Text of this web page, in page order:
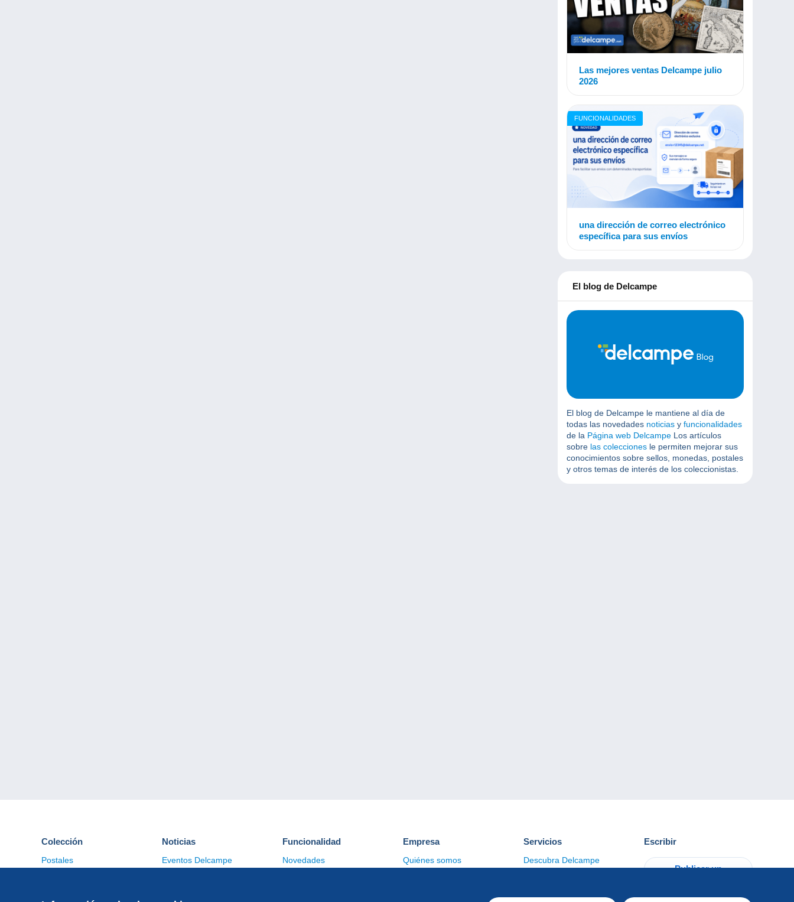
Las mejores ventas Delcampe julio
2026
FUNCIONALIDADES
una dirección de correo electrónico
específica para sus envíos
El blog de Delcampe
El blog de Delcampe le mantiene al día de
todas las novedades noticias y funcionalidades
de la Página web Delcampe Los artículos
sobre las colecciones le permiten mejorar sus
conocimientos sobre sellos, monedas, postales
y otros temas de interés de los coleccionistas.
Colección
Postales
Noticias
Eventos Delcampe
Funcionalidad
Novedades
Empresa
Quiénes somos
Servicios
Descubra Delcampe
Escribir
Publicar un